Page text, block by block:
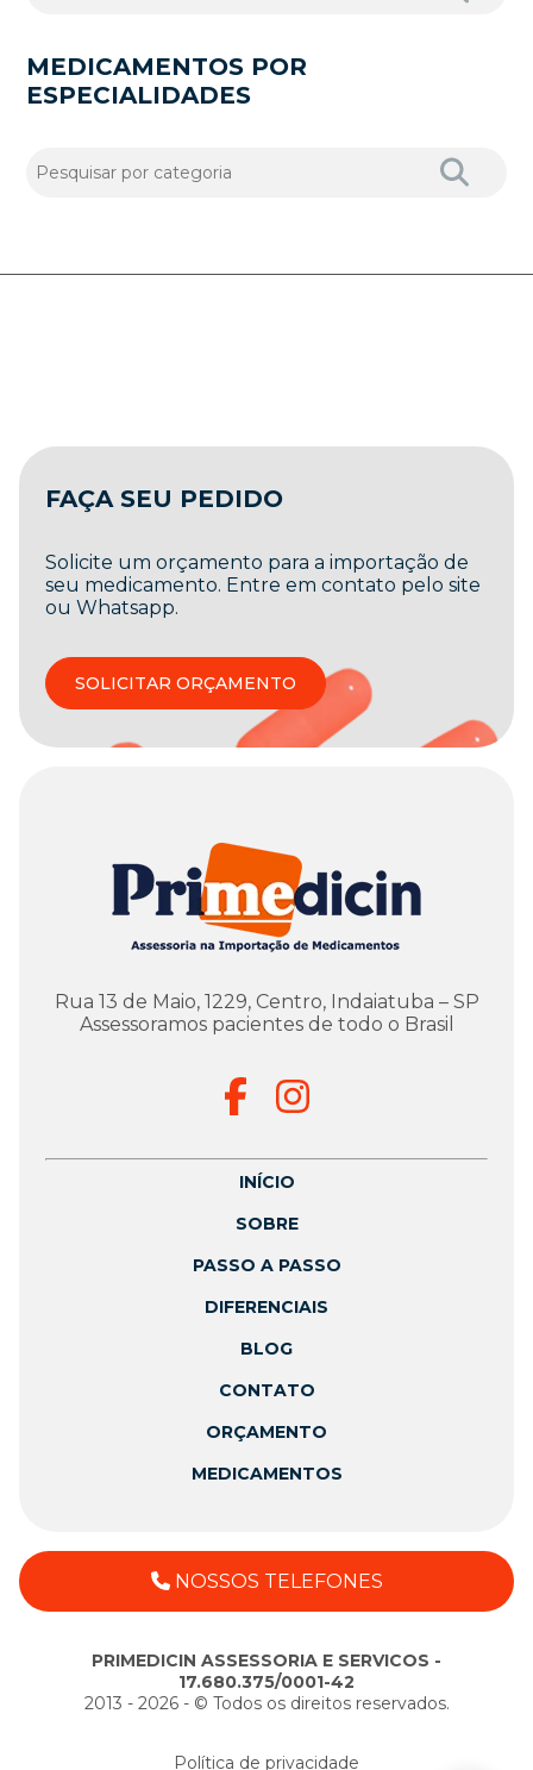
MEDICAMENTOS POR
ESPECIALIDADES
FAÇA SEU PEDIDO
Solicite um orçamento para a importação de
seu medicamento. Entre em contato pelo site
ou Whatsapp.
SOLICITAR ORÇAMENTO
Rua 13 de Maio, 1229, Centro, Indaiatuba – SP
Assessoramos pacientes de todo o Brasil
INÍCIO
SOBRE
PASSO A PASSO
DIFERENCIAIS
BLOG
CONTATO
ORÇAMENTO
MEDICAMENTOS
NOSSOS TELEFONES
PRIMEDICIN ASSESSORIA E SERVICOS -
17.680.375/0001-42
2013 - 2026 - ©️ Todos os direitos reservados.
Política de privacidade